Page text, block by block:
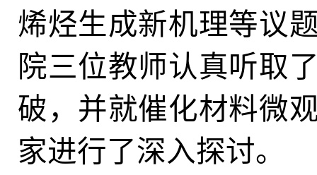
烯烃生成新机理等议
院三位教师认真听取
破，并就催化材料微
家进行了深入探讨。